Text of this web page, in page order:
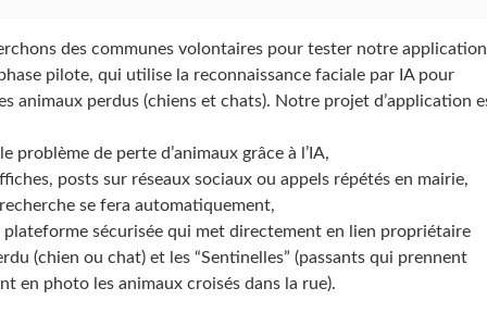
des communes volontaires pour tester notre
pilote, qui utilise la reconnaissance faciale par IA pour
animaux perdus (chiens et chats). Notre projet d’application
problème de perte d’animaux grâce à l’IA,
posts sur réseaux sociaux ou appels répétés en mairie,
se fera automatiquement,
sécurisée qui met directement en lien propriétaire
(chien ou chat) et les “Sentinelles” (passants qui prennent
en photo les animaux croisés dans la rue).